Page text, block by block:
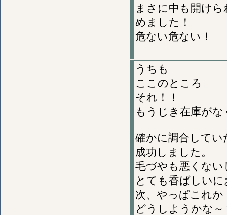
まさに中も開け
めました！
危ない危ない！
うちも
ここのところ
それ！！
もうじき在庫が
確かに調合して
成功しました。
毛づやも悪くない
とても香ばしい
次、やっぱこれか
どうしようかな～